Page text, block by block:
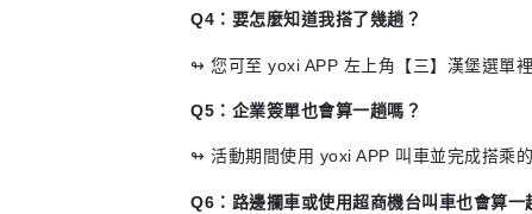
Q4：要怎麼知道我搭了幾趟？
↬ 您可至 yoxi APP 左上角【三】漢堡選單
Q5：企業簽單也會算一趟嗎？
↬ 活動期間使用 yoxi APP 叫車並完成搭乘
Q6：路邊攔車或使用超商機台叫車也會算一